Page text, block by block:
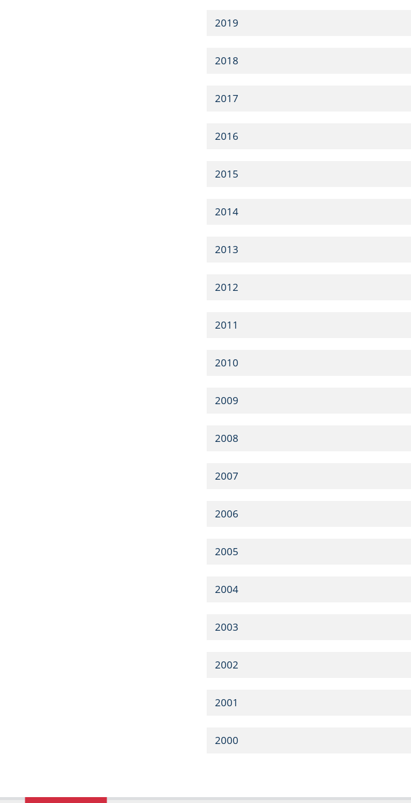
2019
2018
2017
2016
2015
2014
2013
2012
2011
2010
2009
2008
2007
2006
2005
2004
2003
2002
2001
2000